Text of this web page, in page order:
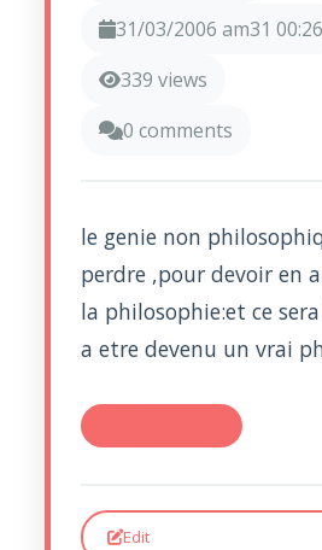
31/03/2006 am31 00:26
339 views
0 comments
le genie non
perdre ,pour devoir en
la philosophie:et ce
a etre devenu un vrai
Edit